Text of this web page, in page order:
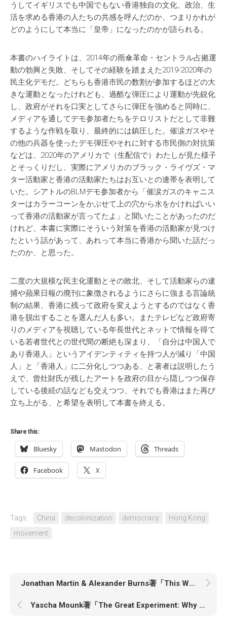
うしてイギリスでも中国でもない香港独自の文化、政治、生
活を求める香港の人たちの共感を呼んだのか、つまりかれが
どのようにして本当に「皇帝」になったのかが語られる。
本書のハイライトは、2014年の雨傘革命・セントラル占拠運
動の勃興と失敗、そしてその経験を踏まえた2019-2020年の
民主化デモだ。どちらも香港市民の数割が参加するほどの大
きな運動となったけれども、過酷な弾圧により運動が先鋭化
し、政府がそれを口実としてさらに弾圧を強めると同時に、
メディアを通してデモ参加者たちをテロリストだとして非難
するような作戦を取り、最終的には鎮圧した。催涙ガスやそ
の他の兵器を使ったデモ弾圧やそれに対する市民側の対抗策
などは、2020年のアメリカで（生配信で）わたしが見た様子
とそっくりだし、実際にアメリカのブラック・ライヴズ・マ
ター活動家と香港の活動家たちはお互いとの連帯を表明して
いた。シアトルのBLMデモ参加者から「催涙ガスのキャニス
ターはカラーコーンをかぶせて上の穴から水をかければいい
って香港の活動家が言ってたよ」と聞いたことがあったのだ
けれど、本書に実際にそういう対策を香港の活動家が見つけ
たという話があって、あれって本当に香港から聞いた話だっ
たのか、と思った。
二度の大規模な民主化運動とその敗北、そして活動家らの逮
捕や蘋果日報の廃刊に象徴されるようにさらに強まる言論統
制の結果、香港に残って政府を変えようとするのではなく香
港を脱出することを選んだ人も多い。またテレビなど政府寄
りのメディアを視聴している年長世代とネットで情報を得て
いる若者世代との世代間の断絶も深まり、「自分は中国人で
あり香港人」というアイデンティティを持つ人が減り「中国
人」と「香港人」に二分化しつつある、と著者は説明したう
えで、曾灶財氏が残したアートを政府の目から隠しつつ保存
している後続の話なども交えつつ、それでも香港はまた再び
立ち上がる、と希望を表明して本書を終える。
Share this:
Bluesky Mastodon Threads
Facebook X
Tags: China decolonization democracy
Hong Kong
movement
Jonathan Martin & Alexander Burns著「This Will Not Pass: Trump, Biden, and the Battle for America’s Future」
Yascha Mounk著「The Great Experiment: Why Diverse Democracies Fall Apart and How They Can Endure」